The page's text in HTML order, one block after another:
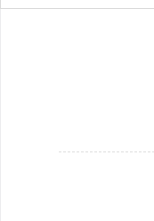
领导之窗